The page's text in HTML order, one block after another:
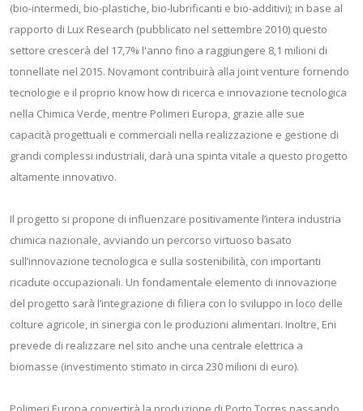
(bio-intermedi, bio-plastiche, bio-lubrificanti e bio-additivi); in base al
rapporto di Lux Research (pubblicato nel settembre 2010) questo
settore crescerà del 17,7% l'anno fino a raggiungere 8,1 milioni di
tonnellate nel 2015. Novamont contribuirà alla joint venture fornendo
tecnologie e il proprio know how di ricerca e innovazione tecnologica
nella Chimica Verde, mentre Polimeri Europa, grazie alle sue
capacità progettuali e commerciali nella realizzazione e gestione di
grandi complessi industriali, darà una spinta vitale a questo progetto
altamente innovativo.
Il progetto si propone di influenzare positivamente l’intera industria
chimica nazionale, avviando un percorso virtuoso basato
sull’innovazione tecnologica e sulla sostenibilità, con importanti
ricadute occupazionali. Un fondamentale elemento di innovazione
del progetto sarà l’integrazione di filiera con lo sviluppo in loco delle
colture agricole, in sinergia con le produzioni alimentari. Inoltre, Eni
prevede di realizzare nel sito anche una centrale elettrica a
biomasse (investimento stimato in circa 230 milioni di euro).